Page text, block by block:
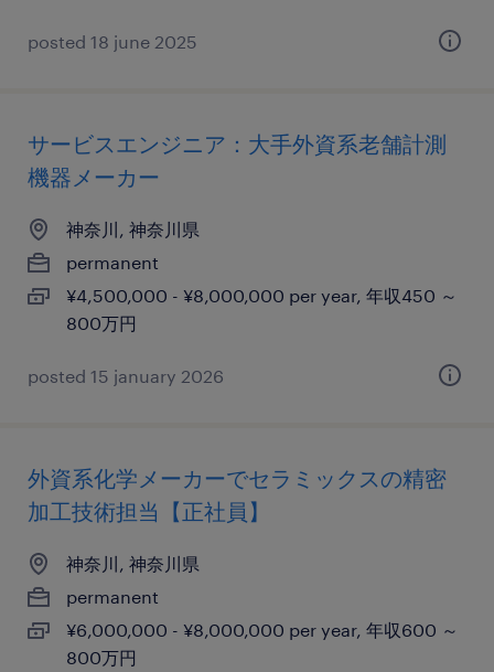
posted 18 june 2025
サービスエンジニア：大手外資系老舗計測
機器メーカー
神奈川, 神奈川県
permanent
¥4,500,000 - ¥8,000,000 per year, 年収450 ～
800万円
posted 15 january 2026
外資系化学メーカーでセラミックスの精密
加工技術担当【正社員】
神奈川, 神奈川県
permanent
¥6,000,000 - ¥8,000,000 per year, 年収600 ～
800万円